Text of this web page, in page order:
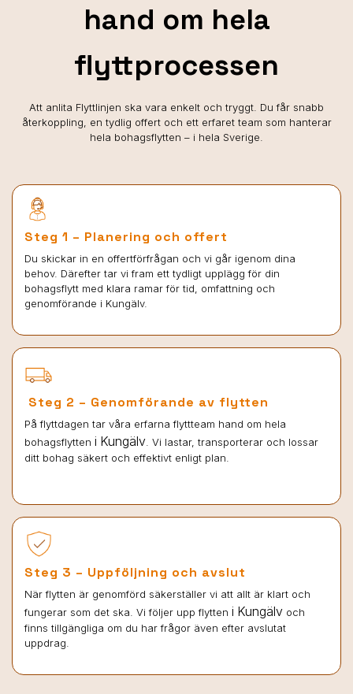
hand om hela
flyttprocessen
Att anlita Flyttlinjen ska vara enkelt och tryggt. Du får snabb
återkoppling, en tydlig offert och ett erfaret team som hanterar
hela bohagsflytten – i hela Sverige.
Steg 1 – Planering och offert
Du skickar in en offertförfrågan och vi går igenom dina
behov. Därefter tar vi fram ett tydligt upplägg för din
bohagsflytt med klara ramar för tid, omfattning och
genomförande i Kungälv.
Steg 2 – Genomförande av flytten
På flyttdagen tar våra erfarna flyttteam hand om hela
bohagsflytten i Kungälv . Vi lastar, transporterar och lossar
ditt bohag säkert och effektivt enligt plan.
Steg 3 – Uppföljning och avslut
När flytten är genomförd säkerställer vi att allt är klart och
fungerar som det ska. Vi följer upp flytten i Kungälv och
finns tillgängliga om du har frågor även efter avslutat
uppdrag.